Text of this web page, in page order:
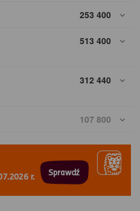
253 400
513 400
312 440
107 800